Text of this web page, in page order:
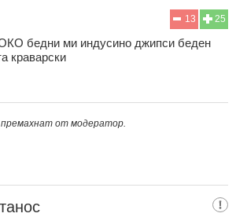
25
13
бедни ми индусино джипси беден
краварски
от модератор.